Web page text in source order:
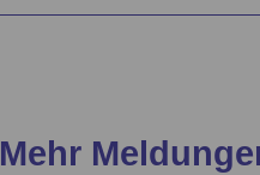
Mehr